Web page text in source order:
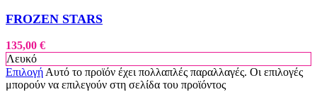
FROZEN STARS
135,00 €
Λευκό
Επιλογή Αυτό το προϊόν έχει πολλαπλές παραλλαγές. Οι επιλογές
μπορούν να επιλεγούν στη σελίδα του προϊόντος